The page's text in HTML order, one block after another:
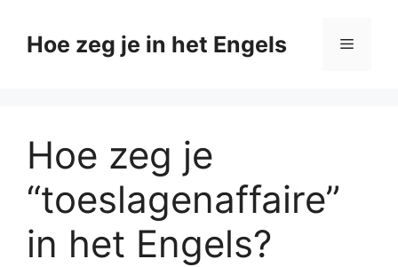
naarHoe zeg je in het Engels Menu
Hoe zeg je
“toeslagenaffaire”
in het Engels?